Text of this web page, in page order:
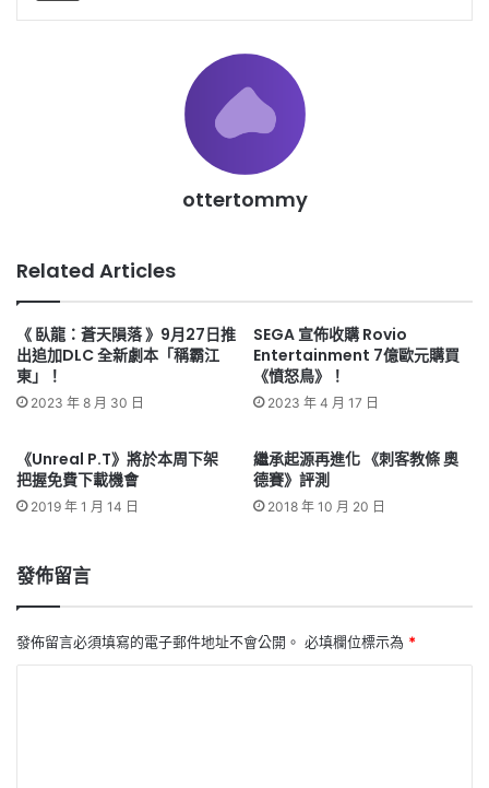
ottertommy
Related Articles
《 臥龍：蒼天隕落 》9月27日推
出追加DLC 全新劇本「稱霸江
東」！
2023 年 8 月 30 日
SEGA 宣佈收購 Rovio
Entertainment 7億歐元購買
《憤怒鳥》！
2023 年 4 月 17 日
《Unreal P.T》將於本周下架
把握免費下載機會
2019 年 1 月 14 日
繼承起源再進化 《刺客教條 奧
德賽》評測
2018 年 10 月 20 日
發佈留言
發佈留言必須填寫的電子郵件地址不會公開。 必填欄位標示為 *